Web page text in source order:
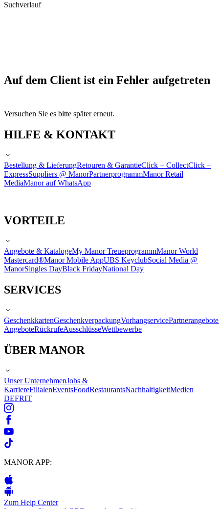
Suchverlauf
Auf dem Client ist ein Fehler aufgetreten
Versuchen Sie es bitte später erneut.
HILFE & KONTAKT
Bestellung & LieferungRetouren & GarantieClick + CollectClick +
ExpressSuppliers @ ManorPartnerprogrammManor Retail
MediaManor auf WhatsApp
VORTEILE
Angebote & KatalogeMy Manor TreueprogrammManor World
Mastercard®Manor Mobile AppUBS KeyclubSocial Media @
ManorSingles DayBlack FridayNational Day
SERVICES
GeschenkkartenGeschenkverpackungVorhangservicePartnerangebote
AngeboteRückrufeAusschlüsseWettbewerbe
ÜBER MANOR
Unser UnternehmenJobs &
KarriereFilialenEventsFoodRestaurantsNachhaltigkeitMedien
DEFRIT
MANOR APP:
Zum Help Center